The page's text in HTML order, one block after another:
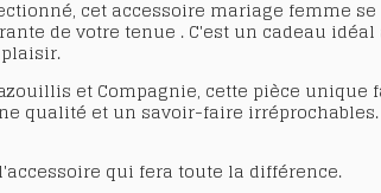
cet accessoire mariage femme
de votre tenue . C'est un cadeau idéal
et Compagnie, cette pièce unique
qualité et un savoir-faire
qui fera toute la différence.